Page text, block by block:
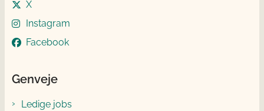
X
Instagram
Facebook
Genveje
Ledige jobs